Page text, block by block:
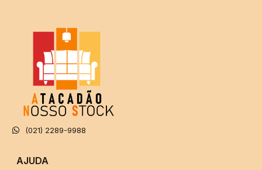
(021) 2289-9988
AJUDA